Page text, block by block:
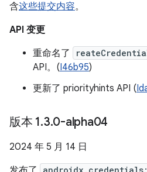
含这些提交内容。
API 变更
重命名了
API。(I46b95)
更新了 priorityhints API (
版本 1.3.0-alpha04
2024 年 5 月 14 日